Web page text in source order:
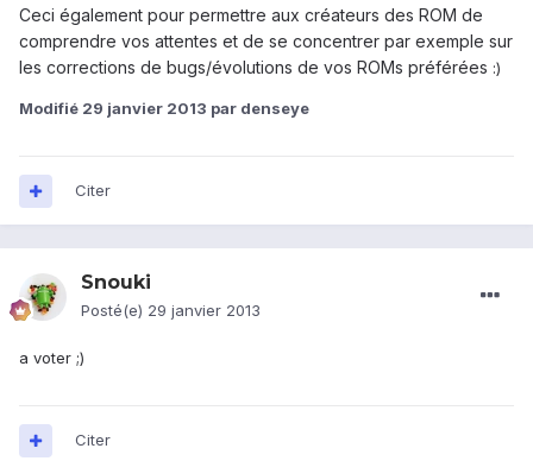
Ceci également pour permettre aux créateurs des ROM de
comprendre vos attentes et de se concentrer par exemple sur
les corrections de bugs/évolutions de vos ROMs préférées :)
Modifié 29 janvier 2013 par denseye
Citer
Snouki
Posté(e) 29 janvier 2013
a voter ;)
Citer